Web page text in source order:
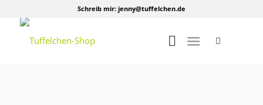
Schreib mir: jenny@tuffelchen.de